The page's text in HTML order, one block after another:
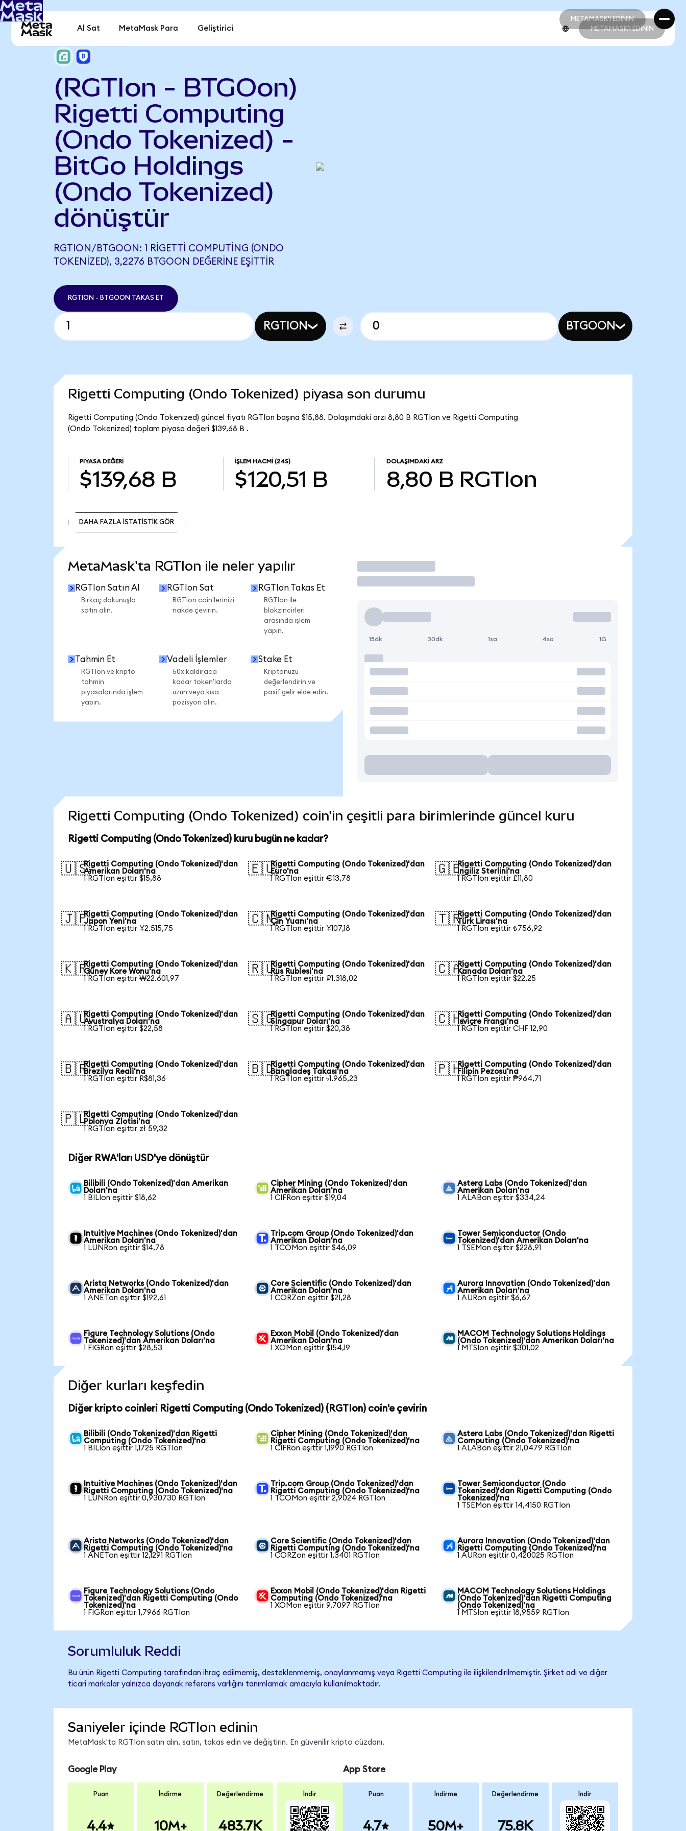
METAMASK'I EDİNİN
METAMASK'I EDİNİN
Al Sat MetaMask Para Geliştirici METAMASK'I EDİNİN
(RGTIon - BTGOon)
Rigetti Computing
(Ondo Tokenized) -
BitGo Holdings
(Ondo Tokenized)
dönüştür
RGTION/BTGOON: 1 RIGETTI COMPUTING (ONDO
TOKENIZED), 3,2276 BTGOON DEĞERINE EŞITTIR
RGTION - BTGOON TAKAS ET
RGTION BTGOON
Rigetti Computing (Ondo Tokenized) piyasa son durumu
Rigetti Computing (Ondo Tokenized) güncel fiyatı RGTIon başına $15,88. Dolaşımdaki arzı 8,80 B RGTIon ve Rigetti Computing
(Ondo Tokenized) toplam piyasa değeri $139,68 B .
PIYASA DEĞERI
$139,68 B
İŞLEM HACMI (24S)
$120,51 B
DOLAŞIMDAKI ARZ
8,80 B RGTIon
DAHA FAZLA İSTATİSTİK GÖR
MetaMask'ta RGTIon ile neler yapılır
RGTIon Satın Al
Birkaç dokunuşla
satın alın.
RGTIon Sat
RGTIon coin'lerinizi
nakde çevirin.
RGTIon Takas Et
RGTIon ile
blokzincirleri
arasında işlem
yapın.
Tahmin Et
RGTIon ve kripto
tahmin
piyasalarında işlem
yapın.
Vadeli İşlemler
50x kaldıraca
kadar token'larda
uzun veya kısa
pozisyon alın.
Stake Et
Kriptonuzu
değerlendirin ve
pasif gelir elde edin.
İşlem Yap
15dk 30dk 1sa 4sa 1G
Rigetti Computing (Ondo Tokenized) coin'in çeşitli para birimlerinde güncel kuru
Rigetti Computing (Ondo Tokenized) kuru bugün ne kadar?
🇺🇸Rigetti Computing (Ondo Tokenized)'dan
Amerikan Doları'na
1 RGTIon eşittir $15,88
🇪🇺Rigetti Computing (Ondo Tokenized)'dan
Euro'na
1 RGTIon eşittir €13,78
🇬🇧Rigetti Computing (Ondo Tokenized)'dan
İngiliz Sterlini'na
1 RGTIon eşittir £11,80
🇯🇵Rigetti Computing (Ondo Tokenized)'dan
Japon Yeni'na
1 RGTIon eşittir ¥2.515,75
🇨🇳Rigetti Computing (Ondo Tokenized)'dan
Çin Yuanı'na
1 RGTIon eşittir ¥107,18
🇹🇷Rigetti Computing (Ondo Tokenized)'dan
Türk Lirası'na
1 RGTIon eşittir ₺756,92
🇰🇷Rigetti Computing (Ondo Tokenized)'dan
Güney Kore Wonu'na
1 RGTIon eşittir ₩22.601,97
🇷🇺Rigetti Computing (Ondo Tokenized)'dan
Rus Rublesi'na
1 RGTIon eşittir ₽1.318,02
🇨🇦Rigetti Computing (Ondo Tokenized)'dan
Kanada Doları'na
1 RGTIon eşittir $22,25
🇦🇺Rigetti Computing (Ondo Tokenized)'dan
Avustralya Doları'na
1 RGTIon eşittir $22,58
🇸🇬Rigetti Computing (Ondo Tokenized)'dan
Singapur Doları'na
1 RGTIon eşittir $20,38
🇨🇭Rigetti Computing (Ondo Tokenized)'dan
İsviçre Frangı'na
1 RGTIon eşittir CHF 12,90
🇧🇷Rigetti Computing (Ondo Tokenized)'dan
Brezilya Reali'na
1 RGTIon eşittir R$81,36
🇧🇩Rigetti Computing (Ondo Tokenized)'dan
Bangladeş Takası'na
1 RGTIon eşittir ৳1.965,23
🇵🇭Rigetti Computing (Ondo Tokenized)'dan
Filipin Pezosu'na
1 RGTIon eşittir ₱964,71
🇵🇱Rigetti Computing (Ondo Tokenized)'dan
Polonya Zlotisi'na
1 RGTIon eşittir zł 59,32
Diğer RWA'ları USD'ye dönüştür
Bilibili (Ondo Tokenized)'dan Amerikan
Doları'na
1 BILIon eşittir $18,62
Cipher Mining (Ondo Tokenized)'dan
Amerikan Doları'na
1 CIFRon eşittir $19,04
Astera Labs (Ondo Tokenized)'dan
Amerikan Doları'na
1 ALABon eşittir $334,24
Intuitive Machines (Ondo Tokenized)'dan
Amerikan Doları'na
1 LUNRon eşittir $14,78
Trip.com Group (Ondo Tokenized)'dan
Amerikan Doları'na
1 TCOMon eşittir $46,09
Tower Semiconductor (Ondo
Tokenized)'dan Amerikan Doları'na
1 TSEMon eşittir $228,91
Arista Networks (Ondo Tokenized)'dan
Amerikan Doları'na
1 ANETon eşittir $192,61
Core Scientific (Ondo Tokenized)'dan
Amerikan Doları'na
1 CORZon eşittir $21,28
Aurora Innovation (Ondo Tokenized)'dan
Amerikan Doları'na
1 AURon eşittir $6,67
Figure Technology Solutions (Ondo
Tokenized)'dan Amerikan Doları'na
1 FIGRon eşittir $28,53
Exxon Mobil (Ondo Tokenized)'dan
Amerikan Doları'na
1 XOMon eşittir $154,19
MACOM Technology Solutions Holdings
(Ondo Tokenized)'dan Amerikan Doları'na
1 MTSIon eşittir $301,02
Diğer kurları keşfedin
Diğer kripto coinleri Rigetti Computing (Ondo Tokenized) (RGTIon) coin'e çevirin
Bilibili (Ondo Tokenized)'dan Rigetti
Computing (Ondo Tokenized)'na
1 BILIon eşittir 1,1725 RGTIon
Cipher Mining (Ondo Tokenized)'dan
Rigetti Computing (Ondo Tokenized)'na
1 CIFRon eşittir 1,1990 RGTIon
Astera Labs (Ondo Tokenized)'dan Rigetti
Computing (Ondo Tokenized)'na
1 ALABon eşittir 21,0479 RGTIon
Intuitive Machines (Ondo Tokenized)'dan
Rigetti Computing (Ondo Tokenized)'na
1 LUNRon eşittir 0,930730 RGTIon
Trip.com Group (Ondo Tokenized)'dan
Rigetti Computing (Ondo Tokenized)'na
1 TCOMon eşittir 2,9024 RGTIon
Tower Semiconductor (Ondo
Tokenized)'dan Rigetti Computing (Ondo
Tokenized)'na
1 TSEMon eşittir 14,4150 RGTIon
Arista Networks (Ondo Tokenized)'dan
Rigetti Computing (Ondo Tokenized)'na
1 ANETon eşittir 12,1291 RGTIon
Core Scientific (Ondo Tokenized)'dan
Rigetti Computing (Ondo Tokenized)'na
1 CORZon eşittir 1,3401 RGTIon
Aurora Innovation (Ondo Tokenized)'dan
Rigetti Computing (Ondo Tokenized)'na
1 AURon eşittir 0,420025 RGTIon
Figure Technology Solutions (Ondo
Tokenized)'dan Rigetti Computing (Ondo
Tokenized)'na
1 FIGRon eşittir 1,7966 RGTIon
Exxon Mobil (Ondo Tokenized)'dan Rigetti
Computing (Ondo Tokenized)'na
1 XOMon eşittir 9,7097 RGTIon
MACOM Technology Solutions Holdings
(Ondo Tokenized)'dan Rigetti Computing
(Ondo Tokenized)'na
1 MTSIon eşittir 18,9559 RGTIon
Sorumluluk Reddi
Bu ürün Rigetti Computing tarafından ihraç edilmemiş, desteklenmemiş, onaylanmamış veya Rigetti Computing ile ilişkilendirilmemiştir. Şirket adı ve diğer
ticari markalar yalnızca dayanak referans varlığını tanımlamak amacıyla kullanılmaktadır.
Saniyeler içinde RGTIon edinin
MetaMask'ta RGTIon satın alın, satın, takas edin ve değiştirin. En güvenilir kripto cüzdanı.
Google Play
Puan
4.4
İndirme
10M+
Değerlendirme
483.7K
İndir
App Store
Puan
4.7
İndirme
50M+
Değerlendirme
75.8K
İndir